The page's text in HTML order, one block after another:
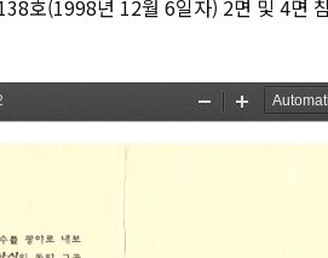
호(1998년 12월 6일자) 2면 및 4면